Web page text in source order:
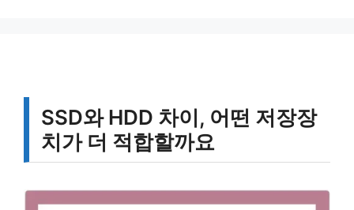
SSD와 HDD 차이, 어떤 저장장
치가 더 적합할까요